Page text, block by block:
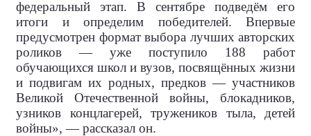
федеральный этап. В сентябре подведём его
итоги и определим победителей. Впервые
предусмотрен формат выбора лучших авторских
роликов — уже поступило 188 работ
обучающихся школ и вузов, посвящённых жизни
и подвигам их родных, предков — участников
Великой Отечественной войны, блокадников,
узников концлагерей, тружеников тыла, детей
войны», — рассказал он.